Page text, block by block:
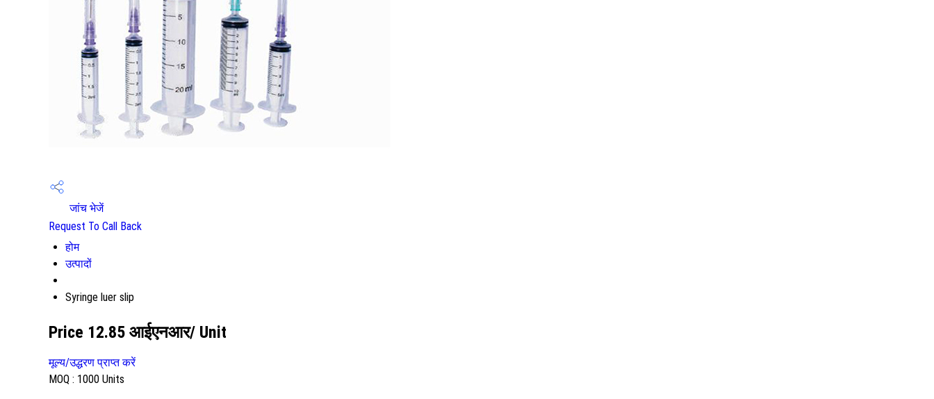
जांच भेजें
Request To Call Back
होम
उत्पादों
Syringe luer slip
Price 12.85 आईएनआर/ Unit
मूल्य/उद्धरण प्राप्त करें
MOQ : 1000 Units